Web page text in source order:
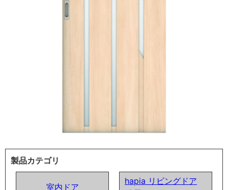
製品カテゴリ
室内ドア
hapia リビングドア